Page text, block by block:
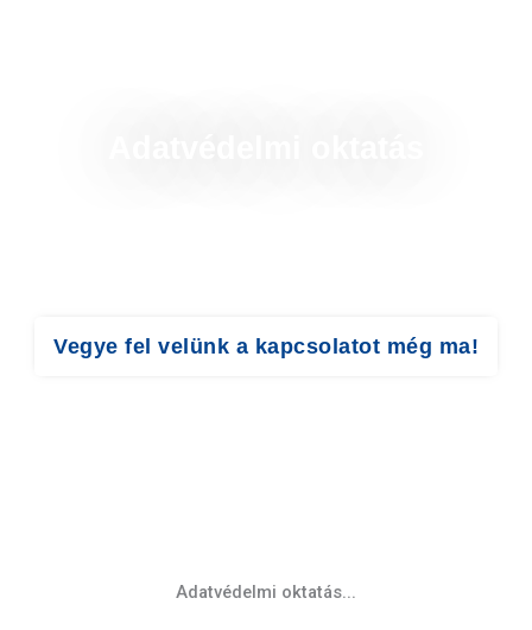
Vegye fel velünk a kapcsolatot még ma!
Adatvédelmi oktatás...